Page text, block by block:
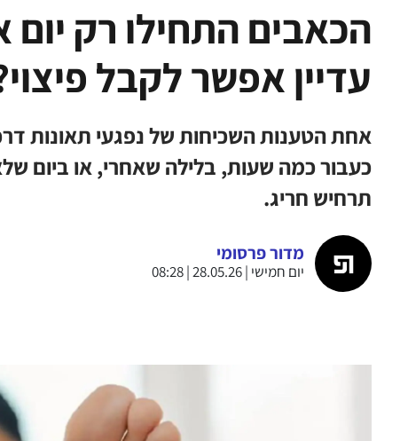
הכאבים התחילו רק
עדיין אפשר לקבל
אחת הטענות השכיחות של נפגעי תאונות
כעבור כמה שעות, בלילה שאחרי, או ביום
תרחיש חריג.
מדור פרסומי
יום חמישי | 28.05.26 | 08:28